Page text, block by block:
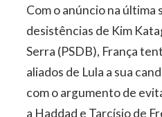
Com o anúncio na última
desistências de Kim
Serra (PSDB), França
aliados de Lula a sua
com o argumento de
a Haddad e Tarcísio de